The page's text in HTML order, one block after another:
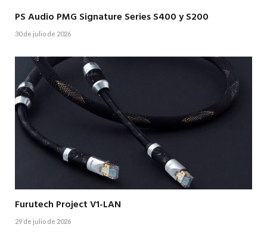
PS Audio PMG Signature Series S400 y S200
30 de julio de 2026
Furutech Project V1-LAN
29 de julio de 2026